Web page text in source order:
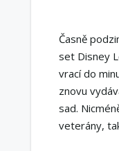
Časně
set Disney
vrací do
znovu
sad.
veterány,